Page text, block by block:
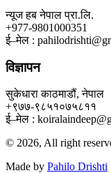
न्यूज हब नेपाल प्रा.लि.
+977-9801000351
ई–मेल :
विज्ञापन
सुकेधारा काठमाडौं, नेपाल
+९७७-९८५१०७५८११
ई–मेल :
© 2026, All right
Made by Pahilo Drishti